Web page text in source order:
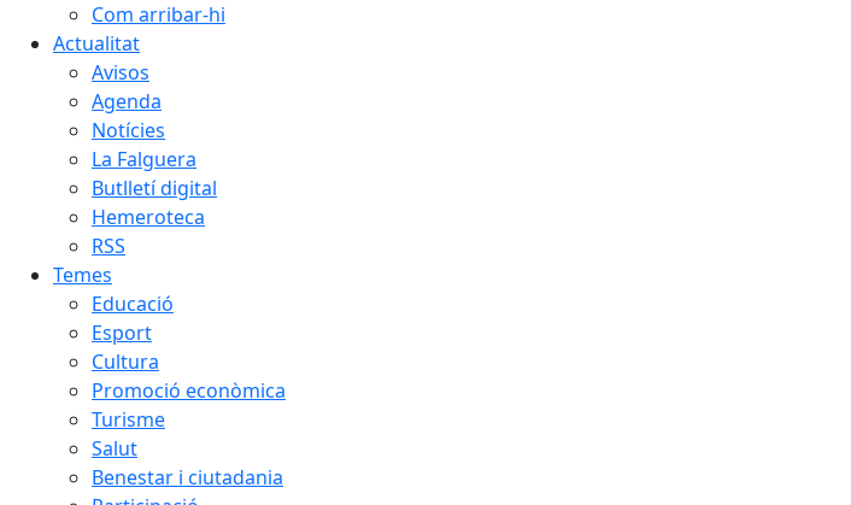
Com arribar-hi
Actualitat
Avisos
Agenda
Notícies
La Falguera
Butlletí digital
Hemeroteca
RSS
Temes
Educació
Esport
Cultura
Promoció econòmica
Turisme
Salut
Benestar i ciutadania